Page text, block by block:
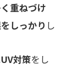
重ねづけ
しっかり し
対策をし